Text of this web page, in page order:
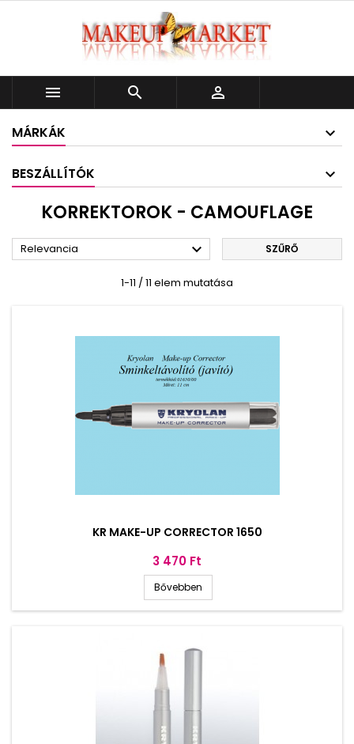
  
MÁRKÁK
BESZÁLLÍTÓK
KORREKTOROK - CAMOUFLAGE
Relevancia  SZŰRŐ
1-11 / 11 elem mutatása
KR MAKE-UP CORRECTOR 1650
Ár
3 470 Ft
Bővebben